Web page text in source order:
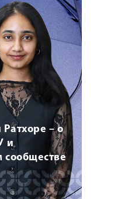
– о
и
сообществе